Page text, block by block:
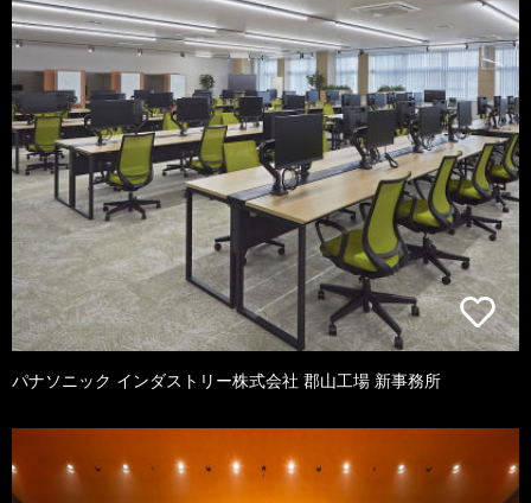
パナソニック インダストリー株式会社 郡山工場 新事務所